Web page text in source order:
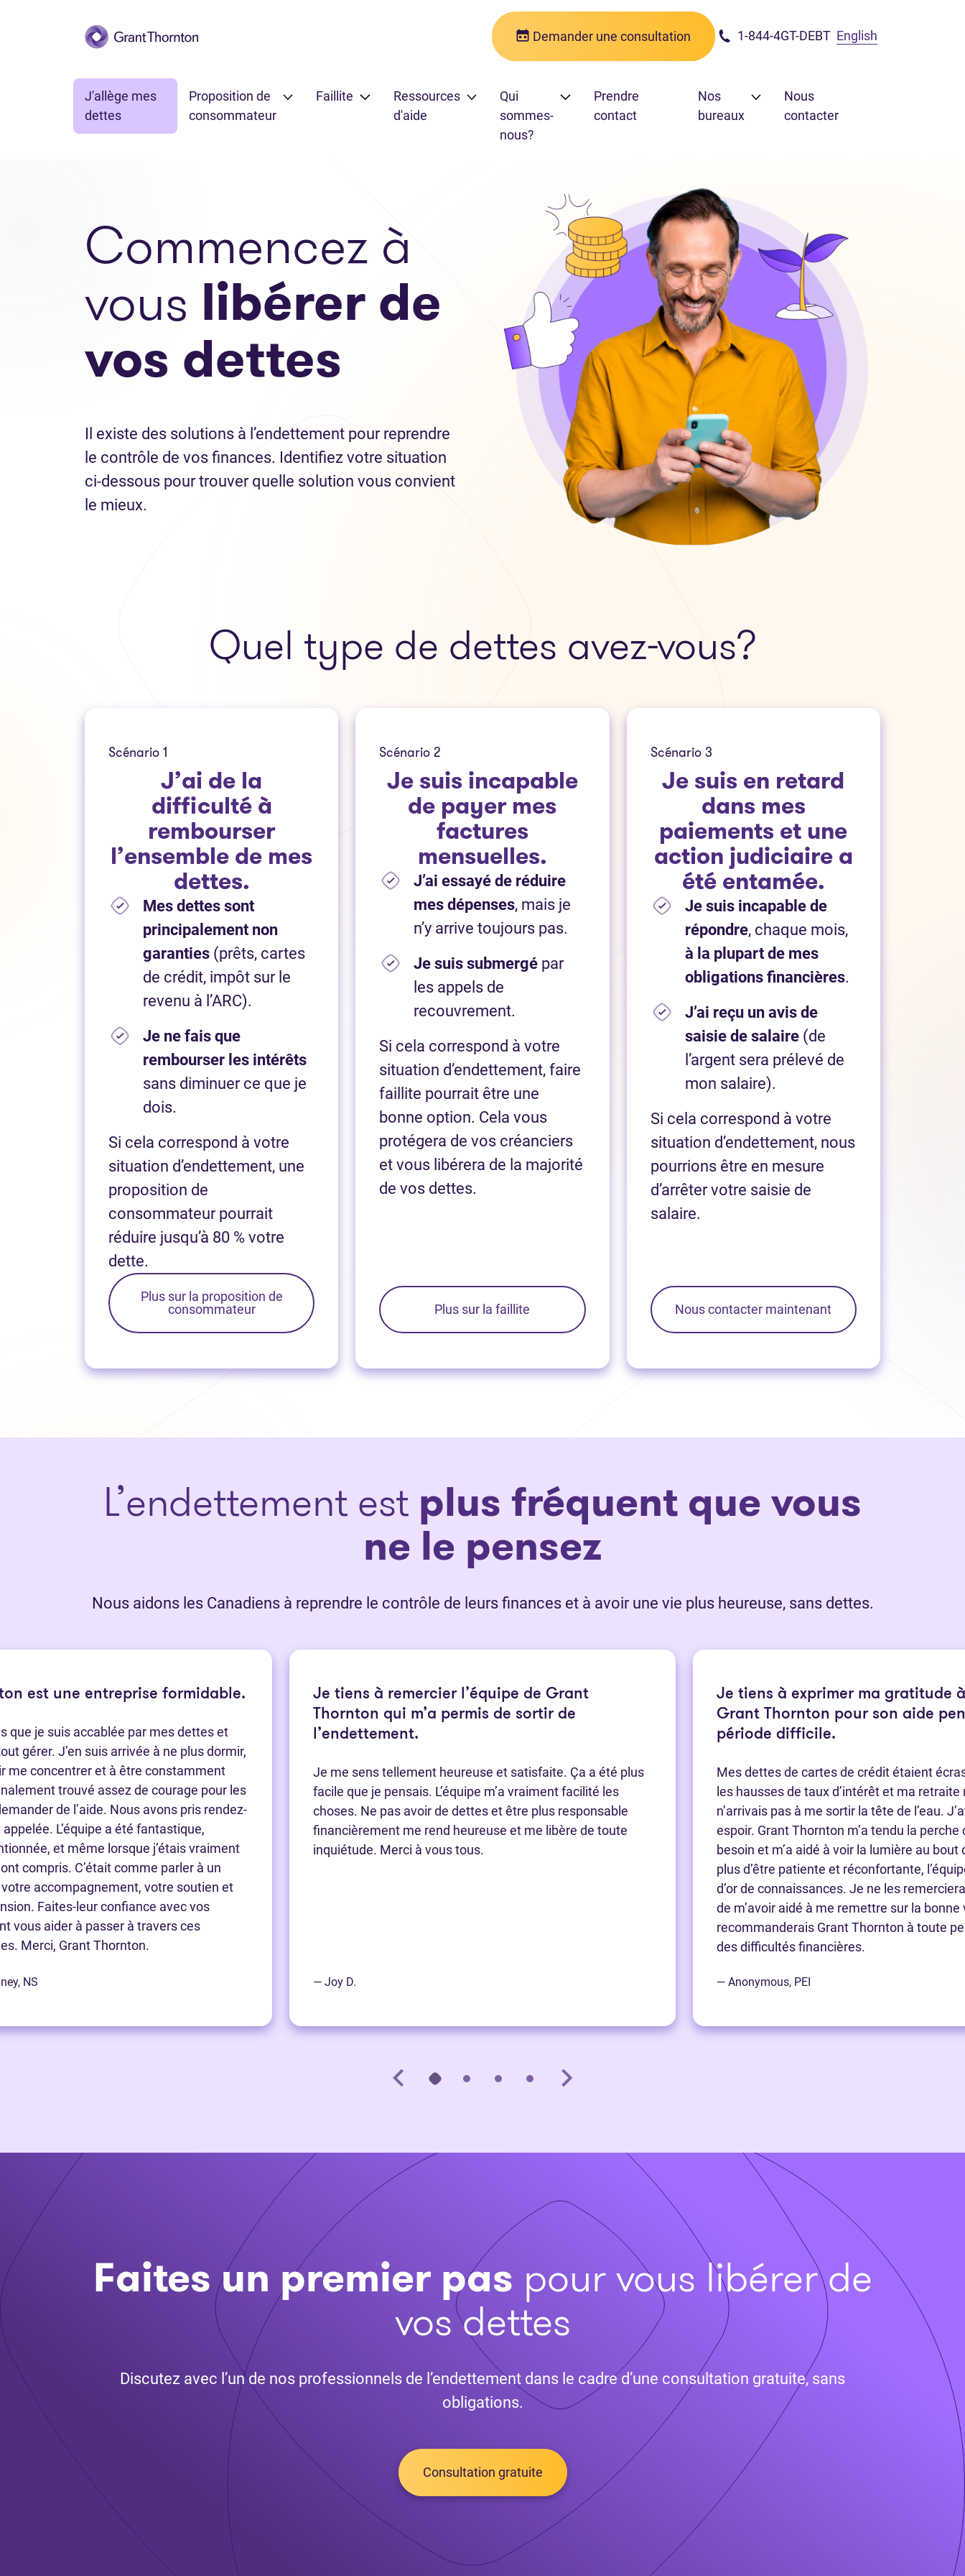
Passer au contenu principal Demander une consultation 1-844-4GT-DEBT English
J'allège mes
dettes
Proposition de
consommateur
Faillite
Ressources
d'aide
Qui
sommes-
nous?
Prendre
contact
Nos
bureaux
Nous
contacter
Commencez à
vous libérer de
vos dettes
Il existe des solutions à l’endettement pour reprendre
le contrôle de vos finances. Identifiez votre situation
ci-dessous pour trouver quelle solution vous convient
le mieux.
Quel type de dettes avez-vous?
Scénario 1
J’ai de la
difficulté à
rembourser
l’ensemble de mes
dettes.
Mes dettes sont
principalement non
garanties (prêts, cartes
de crédit, impôt sur le
revenu à l’ARC).
Je ne fais que
rembourser les intérêts
sans diminuer ce que je
dois.
Si cela correspond à votre
situation d’endettement, une
proposition de
consommateur pourrait
réduire jusqu’à 80 % votre
dette.
Plus sur la proposition de
consommateur
Scénario 2
Je suis incapable
de payer mes
factures
mensuelles.
J’ai essayé de réduire
mes dépenses, mais je
n’y arrive toujours pas.
Je suis submergé par
les appels de
recouvrement.
Si cela correspond à votre
situation d’endettement, faire
faillite pourrait être une
bonne option. Cela vous
protégera de vos créanciers
et vous libérera de la majorité
de vos dettes.
Plus sur la faillite
Scénario 3
Je suis en retard
dans mes
paiements et une
action judiciaire a
été entamée.
Je suis incapable de
répondre, chaque mois,
à la plupart de mes
obligations financières.
J’ai reçu un avis de
saisie de salaire(de
l’argent sera prélevé de
mon salaire).
Si cela correspond à votre
situation d’endettement, nous
pourrions être en mesure
d’arrêter votre saisie de
salaire.
Nous contacter maintenant
L’endettement est plus fréquent que vous
ne le pensez
Nous aidons les Canadiens à reprendre le contrôle de leurs finances et à avoir une vie plus heureuse, sans dettes.
est une entreprise formidable.
que je suis accablée par mes dettes et
gérer. J’en suis arrivée à ne plus dormir,
me concentrer et à être constamment
trouvé assez de courage pour les
de l’aide. Nous avons pris rendez-
appelée. L’équipe a été fantastique,
et même lorsque j’étais vraiment
compris. C’était comme parler à un
accompagnement, votre soutien et
Faites-leur confiance avec vos
vous aider à passer à travers ces
Merci, Grant Thornton.
NS
Je tiens à remercier l’équipe de Grant
Thornton qui m’a permis de sortir de
l’endettement.
Je me sens tellement heureuse et satisfaite. Ça a été plus
facile que je pensais. L’équipe m’a vraiment facilité les
choses. Ne pas avoir de dettes et être plus responsable
financièrement me rend heureuse et me libère de toute
inquiétude. Merci à vous tous.
— Joy D.
Je tiens à exprimer ma gratitude
Grant Thornton pour son aide
période difficile.
Mes dettes de cartes de crédit étaient
les hausses de taux d’intérêt et ma retraite
n’arrivais pas à me sortir la tête de l’eau.
espoir. Grant Thornton m’a tendu la perche
besoin et m’a aidé à voir la lumière au bout
plus d’être patiente et réconfortante,
d’or de connaissances. Je ne les
de m’avoir aidé à me remettre sur la bonne
recommanderais Grant Thornton à toute
des difficultés financières.
— Anonymous, PEI
Faites un premier pas pour vous libérer de
vos dettes
Discutez avec l’un de nos professionnels de l’endettement dans le cadre d’une consultation gratuite, sans
obligations.
Consultation gratuite